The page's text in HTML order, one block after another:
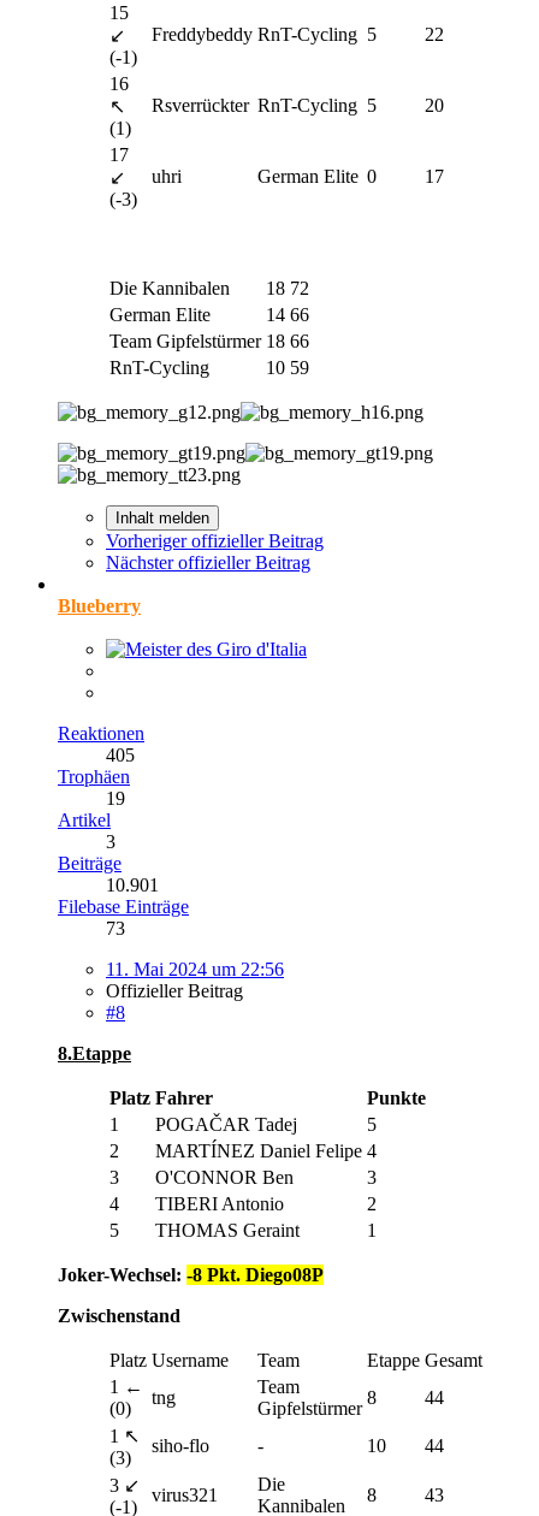
15
↙
(-1)
Freddybeddy RnT-Cycling 5 22
16
↖
(1)
Rsverrückter RnT-Cycling 5 20
17
↙
(-3)
uhri German Elite 0 17
Die Kannibalen 18 72
German Elite
14 66
Team Gipfelstürmer 18 66
RnT-Cycling
10 59
Inhalt melden
Vorheriger offizieller Beitrag
Nächster offizieller Beitrag
Blueberry
Reaktionen
405
Trophäen
19
Artikel
3
Beiträge
10.901
Filebase Einträge
73
11. Mai 2024 um 22:56
Offizieller Beitrag
#8
8.Etappe
Platz Fahrer
Punkte
1
POGAČAR Tadej
5
2
MARTÍNEZ Daniel Felipe 4
3
O'CONNOR Ben
3
4
TIBERI Antonio
2
5
THOMAS Geraint 1
Joker-Wechsel: -8 Pkt. Diego08P
Zwischenstand
Platz Username Team Etappe Gesamt
1 ←
(0)
tng
Team
Gipfelstürmer
8
44
1 ↖
(3)
siho-flo - 10
44
3 ↙
(-1)
virus321
Die
Kannibalen
8 43